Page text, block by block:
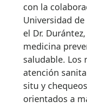
con la
Universidad
el Dr.
medicina
saludable. Los
atención
situ y
orientados a